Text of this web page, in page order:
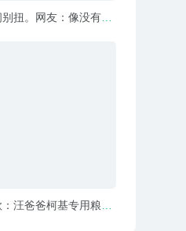
扭。网友：像没有感
汪爸爸柯基专用粮，